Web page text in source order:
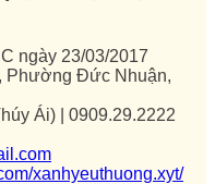
ngày 23/03/2017
Phường Đức Nhuận,
Ái) | 0909.29.2222
xanhyeuthuong.xyt/